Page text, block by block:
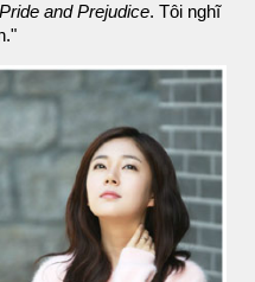
Pride and Prejudice. Tôi nghĩ